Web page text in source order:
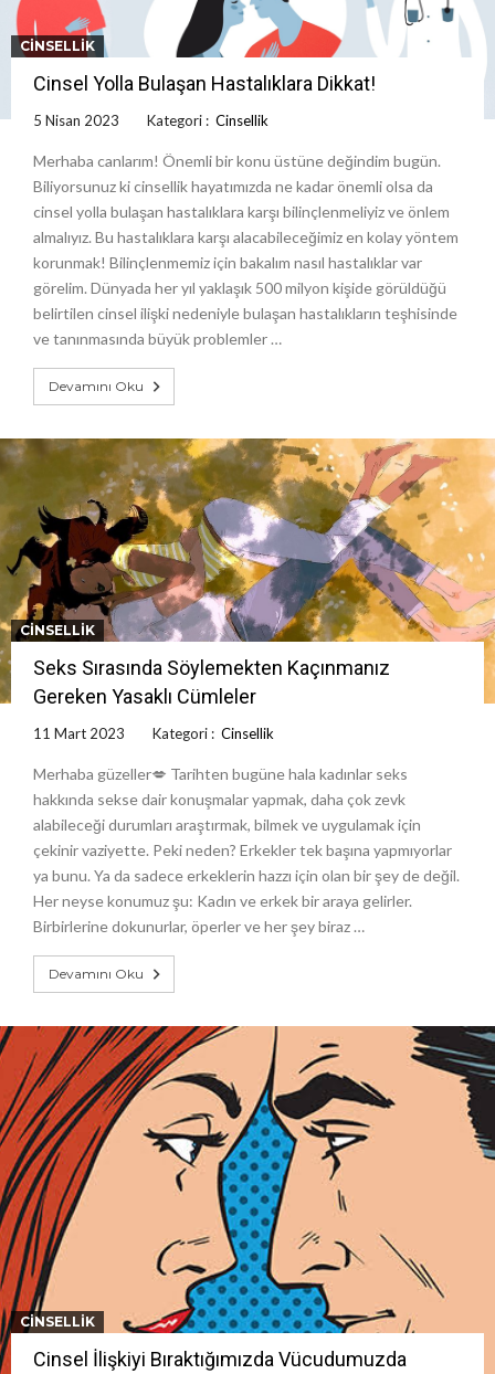
CINSELLIK
Cinsel Yolla Bulaşan Hastalıklara Dikkat!
5 Nisan 2023 Kategori : Cinsellik
Merhaba canlarım! Önemli bir konu üstüne değindim bugün.
Biliyorsunuz ki cinsellik hayatımızda ne kadar önemli olsa da
cinsel yolla bulaşan hastalıklara karşı bilinçlenmeliyiz ve önlem
almalıyız. Bu hastalıklara karşı alacabileceğimiz en kolay yöntem
korunmak! Bilinçlenmemiz için bakalım nasıl hastalıklar var
görelim. Dünyada her yıl yaklaşık 500 milyon kişide görüldüğü
belirtilen cinsel ilişki nedeniyle bulaşan hastalıkların teşhisinde
ve tanınmasında büyük problemler …
Devamını Oku
CINSELLIK
Seks Sırasında Söylemekten Kaçınmanız
Gereken Yasaklı Cümleler
11 Mart 2023 Kategori : Cinsellik
Merhaba güzeller💋 Tarihten bugüne hala kadınlar seks
hakkında sekse dair konuşmalar yapmak, daha çok zevk
alabileceği durumları araştırmak, bilmek ve uygulamak için
çekinir vaziyette. Peki neden? Erkekler tek başına yapmıyorlar
ya bunu. Ya da sadece erkeklerin hazzı için olan bir şey de değil.
Her neyse konumuz şu: Kadın ve erkek bir araya gelirler.
Birbirlerine dokunurlar, öperler ve her şey biraz …
Devamını Oku
CINSELLIK
Cinsel İlişkiyi Bıraktığımızda Vücudumuzda